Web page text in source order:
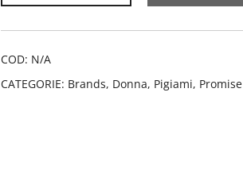
quantità
COD: N/A
CATEGORIE: Brands, Donna, Pigiami, Promise